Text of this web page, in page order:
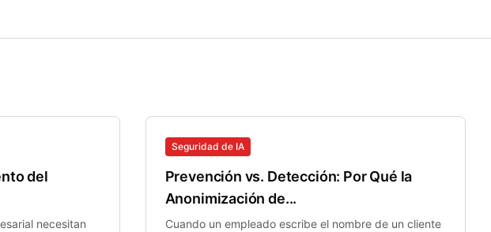
del
necesitan
Seguridad de IA
Prevención vs. Detección: Por Qué la
Anonimización de...
Cuando un empleado escribe el nombre de un cliente